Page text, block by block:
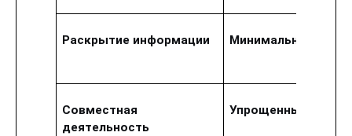
Раскрытие информации Минимальное
Совместная
деятельность
Упрощенный